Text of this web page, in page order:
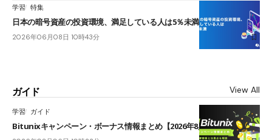
学習 特集
日本の暗号資産の投資環境、満足している人は5％未満
2026年06月08日 10時43分
ガイド View All
学習 ガイド
Bitunixキャンペーン・ボーナス情報まとめ【2026年8月最新】